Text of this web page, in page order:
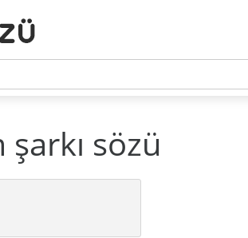
şarkı sözü